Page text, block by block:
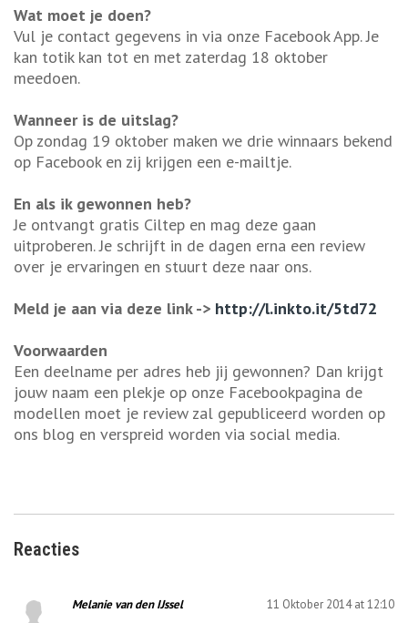
Wat moet je doen?
Vul je contact gegevens in via onze Facebook App. Je
kan totik kan tot en met zaterdag 18 oktober
meedoen.
Wanneer is de uitslag?
Op zondag 19 oktober maken we drie winnaars bekend
op Facebook en zij krijgen een e-mailtje.
En als ik gewonnen heb?
Je ontvangt gratis Ciltep en mag deze gaan
uitproberen. Je schrijft in de dagen erna een review
over je ervaringen en stuurt deze naar ons.
Meld je aan via deze link -> http://l.inkto.it/5td72
Voorwaarden
Een deelname per adres heb jij gewonnen? Dan krijgt
jouw naam een plekje op onze Facebookpagina de
modellen moet je review zal gepubliceerd worden op
ons blog en verspreid worden via social media.
Reacties
Melanie van den IJssel 11 Oktober 2014 at 12:10